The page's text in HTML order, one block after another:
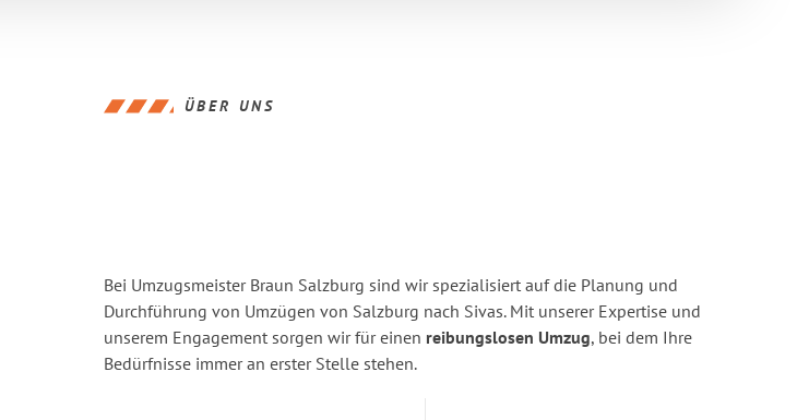
ÜBER UNS
Bei Umzugsmeister Braun Salzburg sind wir spezialisiert auf die Planung und
Durchführung von Umzügen von Salzburg nach Sivas. Mit unserer Expertise und
unserem Engagement sorgen wir für einen reibungslosen Umzug, bei dem Ihre
Bedürfnisse immer an erster Stelle stehen.